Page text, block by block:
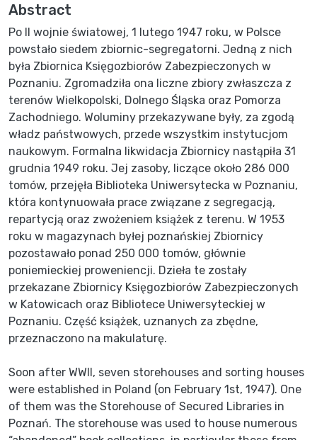
Abstract
Po II wojnie światowej, 1 lutego 1947 roku, w Polsce
powstało siedem zbiornic-segregatorni. Jedną z nich
była Zbiornica Księgozbiorów Zabezpieczonych w
Poznaniu. Zgromadziła ona liczne zbiory zwłaszcza z
terenów Wielkopolski, Dolnego Śląska oraz Pomorza
Zachodniego. Woluminy przekazywane były, za zgodą
władz państwowych, przede wszystkim instytucjom
naukowym. Formalna likwidacja Zbiornicy nastąpiła 31
grudnia 1949 roku. Jej zasoby, liczące około 286 000
tomów, przejęła Biblioteka Uniwersytecka w Poznaniu,
która kontynuowała prace związane z segregacją,
repartycją oraz zwożeniem książek z terenu. W 1953
roku w magazynach byłej poznańskiej Zbiornicy
pozostawało ponad 250 000 tomów, głównie
poniemieckiej proweniencji. Dzieła te zostały
przekazane Zbiornicy Księgozbiorów Zabezpieczonych
w Katowicach oraz Bibliotece Uniwersyteckiej w
Poznaniu. Część książek, uznanych za zbędne,
Soon after WWII, seven storehouses and sorting houses
were established in Poland (on February 1st, 1947). One
of them was the Storehouse of Secured Libraries in
Poznań. The storehouse was used to house numerous